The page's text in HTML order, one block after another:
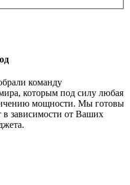
команду
которым под силу любая
мощности. Мы готовы
в зависимости от Ваших